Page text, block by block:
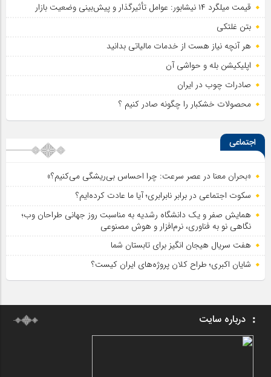
قیمت میلگرد ۱۴ نیشابور: عوامل تأثیرگذار و پیش‌بینی وضعیت بازار
بتن غلتکی
هر آنچه نیاز هست از خدمات مالیاتی بدانید
اپلیکیشن بله و حواشی آن
صادرات چوب در ایران
محصولات خشکبار را چگونه صادر کنیم ؟
اجتماعی
«بحران معنا در عصر سرعت: چرا احساس بی‌ریشگی می‌کنیم؟»
سکوت اجتماعی در برابر نابرابری؛ آیا ما عادت کرده‌ایم؟
همایش صفر و یک دانشگاه رشدیه به مناسبت روز جهانی طراحان وب؛
نگاهی نو به فناوری، نرم‌افزار و هوش مصنوعی
هفت سریال هیجان انگیز برای تابستان شما
شایان اکبری؛ طراح کلان پروژه‌های ایران کیست؟
درباره سایت